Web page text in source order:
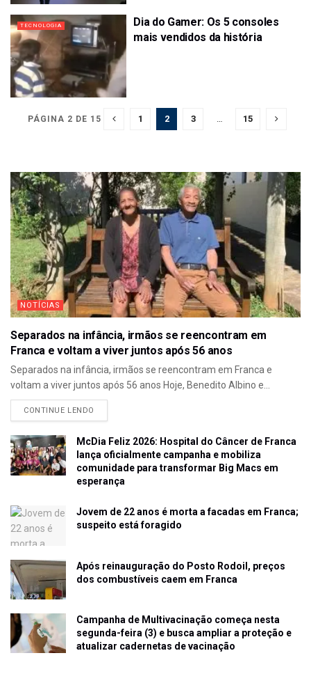
TECNOLOGIA
Dia do Gamer: Os 5 consoles
mais vendidos da história
PÁGINA 2 DE 15 1 2 3 … 15
NOTÍCIAS
Separados na infância, irmãos se reencontram em
Franca e voltam a viver juntos após 56 anos
Separados na infância, irmãos se reencontram em Franca e
voltam a viver juntos após 56 anos Hoje, Benedito Albino e...
CONTINUE LENDO
McDia Feliz 2026: Hospital do Câncer de Franca
lança oficialmente campanha e mobiliza
comunidade para transformar Big Macs em
esperança
Jovem de 22 anos é morta a facadas em Franca;
suspeito está foragido
Após reinauguração do Posto Rodoil, preços
dos combustíveis caem em Franca
Campanha de Multivacinação começa nesta
segunda-feira (3) e busca ampliar a proteção e
atualizar cadernetas de vacinação